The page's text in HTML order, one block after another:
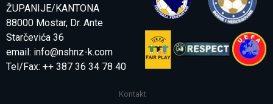
ŽUPANIJE/KANTONA
88000 Mostar, Dr. Ante
Starčevića 36
email: info@nshnz-k.com
Tel/Fax: ++ 387 36 34 78 40
Kontakt